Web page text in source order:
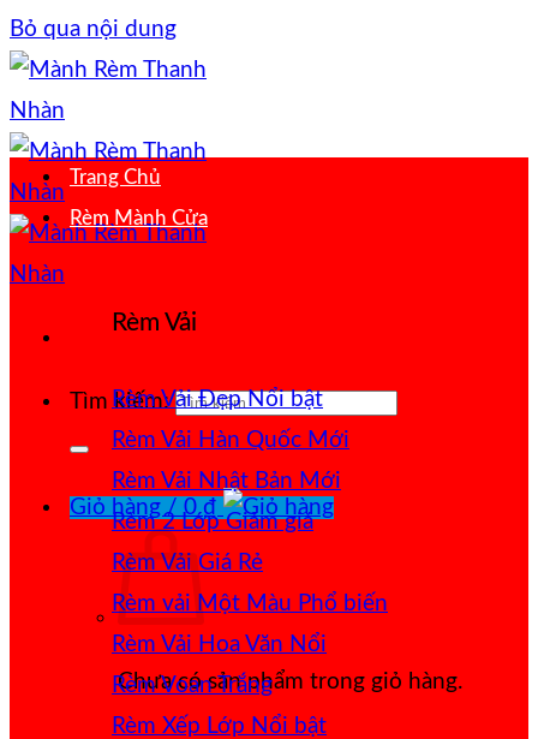
Bỏ qua nội dung
Tìm kiếm:
Giỏ hàng /0₫
Chưa có sản phẩm trong giỏ hàng.
Trang Chủ
Rèm Mành Cửa
Rèm Vải
Rèm Vải Đẹp
Rèm Vải Hàn Quốc
Rèm Vải Nhật Bản
Rèm 2 Lớp
Rèm Vải Giá Rẻ
Rèm vải Một Màu
Rèm Vải Hoa Văn Nổi
Rèm Voan Trắng
Rèm Xếp Lớp